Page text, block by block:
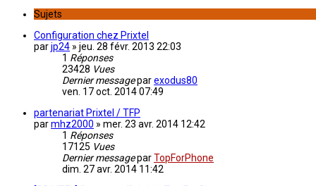
Sujets
Configuration chez Prixtel
parjp24 » jeu. 28 févr. 2013 22:03
1 Réponses
23428 Vues
Dernier messageparexodus80
ven. 17 oct. 2014 07:49
partenariat Prixtel / TFP
parmhz2000 » mer. 23 avr. 2014 12:42
1 Réponses
17125 Vues
Dernier messageparTopForPhone
dim. 27 avr. 2014 11:42